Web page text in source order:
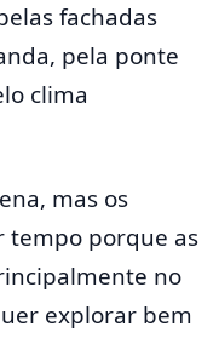
fachadas
pela ponte
clima
mas os
tempo porque as
no
explorar bem